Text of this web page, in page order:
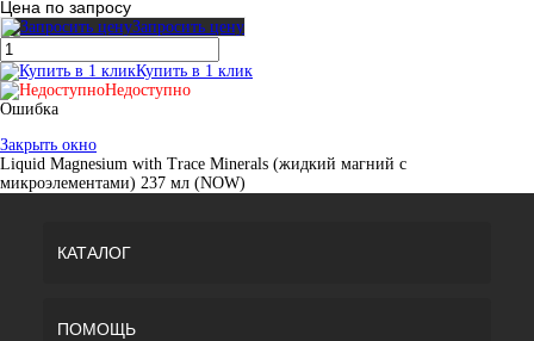
Цена по запросу
Запросить цену
Купить в 1 клик
Недоступно
Ошибка
Закрыть окно
Liquid Magnesium with Trace Minerals (жидкий магний с
микроэлементами) 237 мл (NOW)
КАТАЛОГ
ПОМОЩЬ